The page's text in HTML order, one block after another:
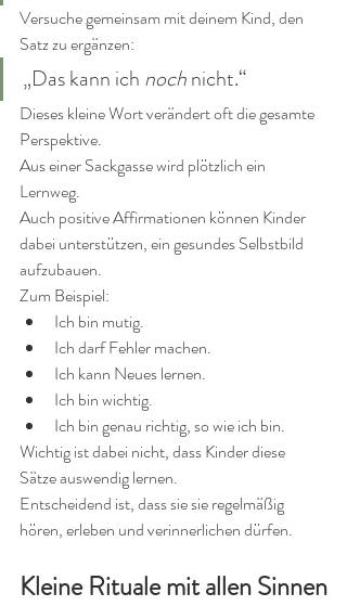
Versuche gemeinsam mit deinem Kind, den
Satz zu ergänzen:
„Das kann ich noch nicht.“
Dieses kleine Wort verändert oft die gesamte
Perspektive.
Aus einer Sackgasse wird plötzlich ein
Lernweg.
Auch positive Affirmationen können Kinder
dabei unterstützen, ein gesundes Selbstbild
aufzubauen.
Zum Beispiel:
Ich bin mutig.
Ich darf Fehler machen.
Ich kann Neues lernen.
Ich bin wichtig.
Ich bin genau richtig, so wie ich bin.
Wichtig ist dabei nicht, dass Kinder diese
Sätze auswendig lernen.
Entscheidend ist, dass sie sie regelmäßig
hören, erleben und verinnerlichen dürfen.
Kleine Rituale mit allen Sinnen